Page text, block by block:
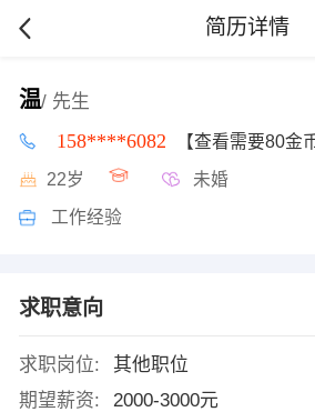
简历详情
温/ 先生
158****6082 【查看需要80金
22岁 未婚
工作经验
求职意向
求职岗位:
其他职位
期望薪资:
2000-3000元